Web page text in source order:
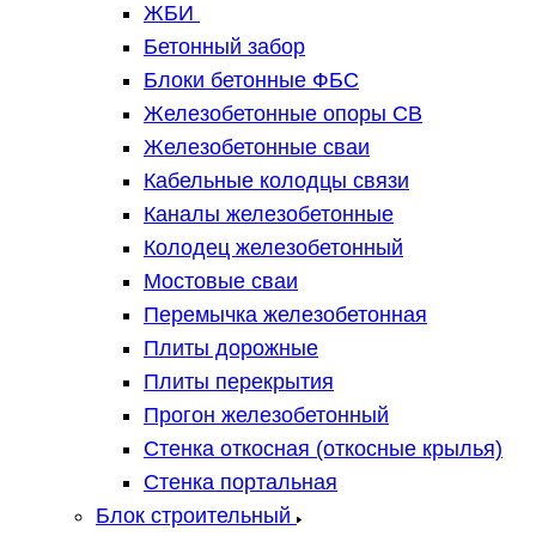
ЖБИ
Бетонный забор
Блоки бетонные ФБС
Железобетонные опоры СВ
Железобетонные сваи
Кабельные колодцы связи
Каналы железобетонные
Колодец железобетонный
Мостовые сваи
Перемычка железобетонная
Плиты дорожные
Плиты перекрытия
Прогон железобетонный
Стенка откосная (откосные крылья)
Стенка портальная
Блок строительный